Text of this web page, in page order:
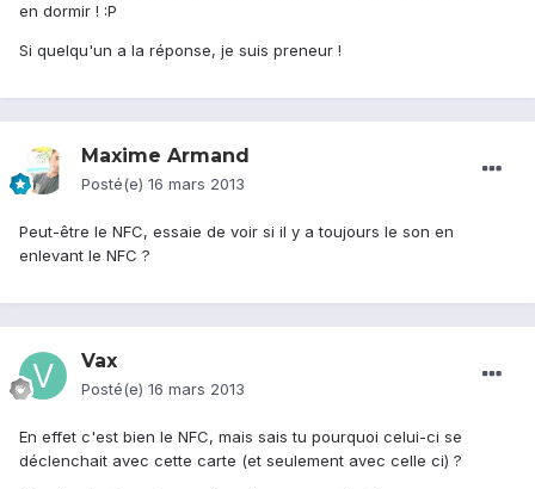
en dormir ! :P
Si quelqu'un a la réponse, je suis preneur !
Maxime Armand
Posté(e) 16 mars 2013
Peut-être le NFC, essaie de voir si il y a toujours le son en
enlevant le NFC ?
Vax
Posté(e) 16 mars 2013
En effet c'est bien le NFC, mais sais tu pourquoi celui-ci se
déclenchait avec cette carte (et seulement avec celle ci) ?